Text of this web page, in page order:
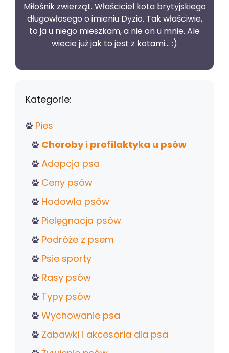
Miłośnik zwierząt. Właściciel kota brytyjskiego
długowłosego o imieniu Dyzio. Tak właściwie,
to ja u niego mieszkam, a nie on u mnie. Ale
wiecie już jak to jest z kotami... :)
Kategorie:
Pies
Choroby i profilaktyka u psów
Adopcja psa
Ceny psów
Hodowla psów
Pielęgnacja psów
Podróże z psem
Psie sporty
Rasy psów
Typy psów
Wychowanie psa
Zabawki i akcesoria dla psa